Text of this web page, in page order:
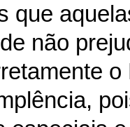
que
não